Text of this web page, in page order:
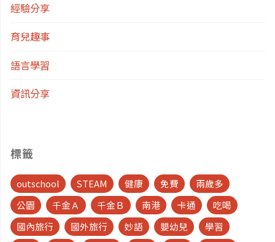
經驗分享
育兒趣事
語言學習
資訊分享
標籤
outschool STEAM 健康 免費
兩歲多
公園
千金Ａ 千金Ｂ 南港 卡通
吃喝
國內旅行
國外旅行 妙語 嬰幼兒
學習